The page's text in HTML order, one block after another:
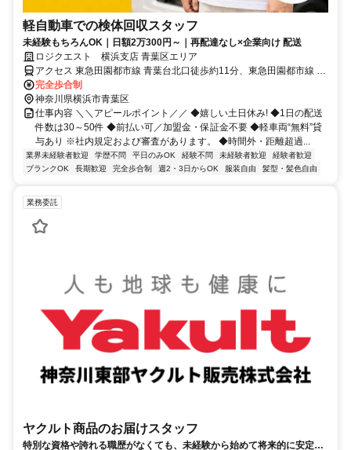
軽自動車での検体回収スタッフ
未経験もちろんOK｜日額2万300円～｜再配達なし×企業向け 配送
ロジクエスト 横浜支店 青葉区エリア
アクセス 東急田園都市線 青葉台北口徒歩約11分、東急田園都市線 藤
が丘（神奈川県）正面口徒歩約23分、東急田園都市線 田奈徒歩約30
分
完全歩合制
神奈川県横浜市青葉区
仕事内容 ＼＼アピールポイント／／ ◆嬉しい土日休み! ◆1日の配送
件数は30～50件 ◆前払い可／加盟金・保証金不要 ◆軽車両“無料”貸
与あり ※社内規定および審査があります。 ◆時間外・距離超過...
業界未経験者歓迎 学歴不問 平日のみOK 経験不問 未経験者歓迎
経験者歓迎
ブランクOK
長期歓迎 完全歩合制 週2・3日からOK 服装自由 髪型・髪色自由
業務委託
ヤクルト商品のお届けスタッフ
特別な資格や誇れる職歴がなくても、未経験から始めて将来的に安定し